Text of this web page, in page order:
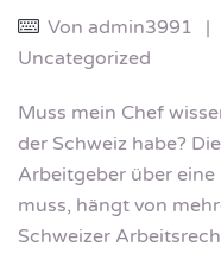
Von admin3991
Uncategorized
Muss mein Chef
der Schweiz habe?
Arbeitgeber über
muss, hängt von
Schweizer